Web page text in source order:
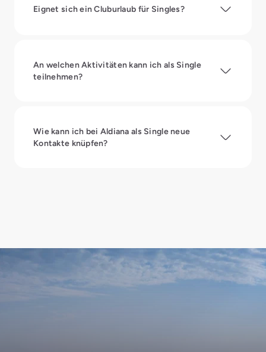
Eignet sich ein Cluburlaub für Singles?
An welchen Aktivitäten kann ich als Single
teilnehmen?
Wie kann ich bei Aldiana als Single neue
Kontakte knüpfen?